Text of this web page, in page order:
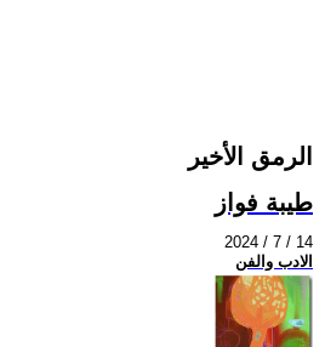
الرمق الأخير
طيبة فواز
2024 / 7 / 14
الادب والفن